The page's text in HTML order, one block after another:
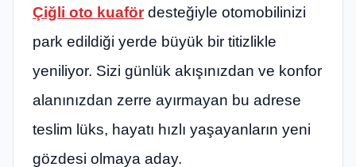
Çiğli oto kuafördesteğiyle otomobilinizi
park edildiği yerde büyük bir titizlikle
yeniliyor. Sizi günlük akışınızdan ve konfor
alanınızdan zerre ayırmayan bu adrese
teslim lüks, hayatı hızlı yaşayanların yeni
gözdesi olmaya aday.